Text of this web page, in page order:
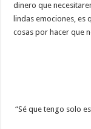
dinero que
lindas emociones, es
cosas por hacer que
“Sé que tengo solo